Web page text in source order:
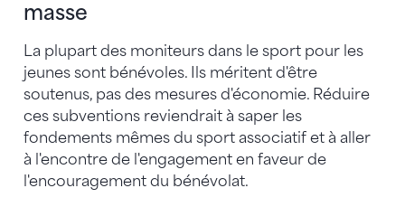
masse
La plupart des moniteurs dans le sport pour les
jeunes sont bénévoles. Ils méritent d'être
soutenus, pas des mesures d'économie. Réduire
ces subventions reviendrait à saper les
fondements mêmes du sport associatif et à aller
à l'encontre de l'engagement en faveur de
l'encouragement du bénévolat.